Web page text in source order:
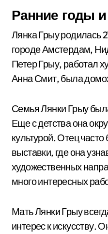
Ранние годы
Лянка Грыу родилась
городе Амстердам,
Петер Грыу, работал
Анна Смит, была
Семья Лянки Грыу
Еще с детства она
культурой. Отец
выставки, где она
художественных
много интересных
Мать Лянки Грыу
интерес к искусству.